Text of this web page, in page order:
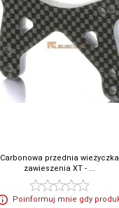
Carbonowa przednia wieżyczka
zawieszenia XT - ...
Poinformuj mnie gdy